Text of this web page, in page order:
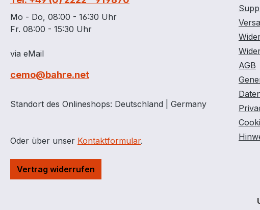
Mo - Do, 08:00 - 16:30 Uhr
Fr. 08:00 - 15:30 Uhr
via eMail
cemo@bahre.net
Standort des Onlineshops: Deutschland | Germany
Oder über unser Kontaktformular.
Vertrag widerrufen
AGB